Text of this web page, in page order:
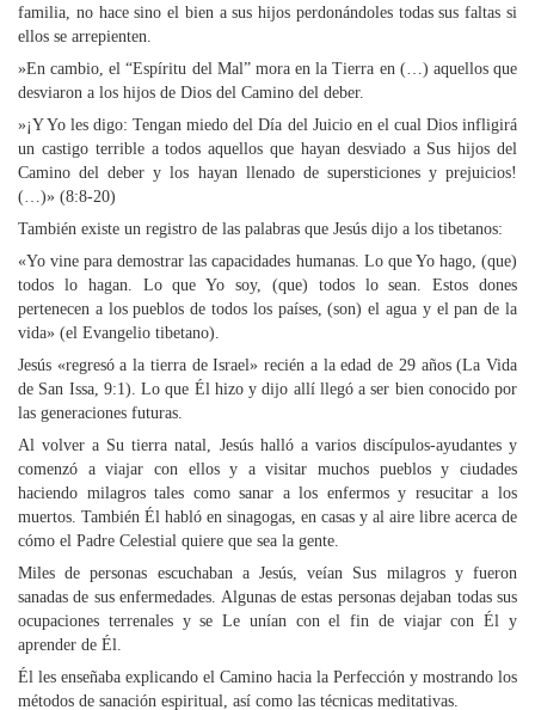
familia, no hace sino el bien a sus hijos perdonándoles todas sus faltas si
ellos se arrepienten.
»En cambio, el “Espíritu del Mal” mora en la Tierra en (…) aquellos que
desviaron a los hijos de Dios del Camino del deber.
»¡Y Yo les digo: Tengan miedo del Día del Juicio en el cual Dios infligirá
un castigo terrible a todos aquellos que hayan desviado a Sus hijos del
Camino del deber y los hayan llenado de supersticiones y prejuicios!
(…)» (8:8-20)
También existe un registro de las palabras que Jesús dijo a los tibetanos:
«Yo vine para demostrar las capacidades humanas. Lo que Yo hago, (que)
todos lo hagan. Lo que Yo soy, (que) todos lo sean. Estos dones
pertenecen a los pueblos de todos los países, (son) el agua y el pan de la
vida» (el Evangelio tibetano).
Jesús «regresó a la tierra de Israel» recién a la edad de 29 años (La Vida
de San Issa, 9:1). Lo que Él hizo y dijo allí llegó a ser bien conocido por
las generaciones futuras.
Al volver a Su tierra natal, Jesús halló a varios discípulos-ayudantes y
comenzó a viajar con ellos y a visitar muchos pueblos y ciudades
haciendo milagros tales como sanar a los enfermos y resucitar a los
muertos. También Él habló en sinagogas, en casas y al aire libre acerca de
cómo el Padre Celestial quiere que sea la gente.
Miles de personas escuchaban a Jesús, veían Sus milagros y fueron
sanadas de sus enfermedades. Algunas de estas personas dejaban todas sus
ocupaciones terrenales y se Le unían con el fin de viajar con Él y
aprender de Él.
Él les enseñaba explicando el Camino hacia la Perfección y mostrando los
métodos de sanación espiritual, así como las técnicas meditativas.